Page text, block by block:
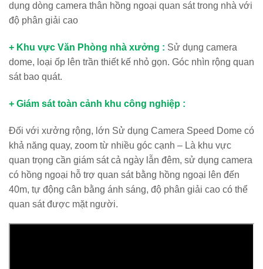
dụng dòng camera thân hồng ngoại quan sát trong nhà với
độ phân giải cao
+ Khu vực Văn Phòng nhà xưởng : Sử dụng camera
dome, loại ốp lên trần thiết kế nhỏ gọn. Góc nhìn rộng quan
sát bao quát.
+ Giám sát toàn cảnh khu công nghiệp :
Đối với xưởng rộng, lớn Sử dụng Camera Speed Dome có
khả năng quay, zoom từ nhiều góc cạnh – Là khu vực
quan trọng cần giám sát cả ngày lẫn đêm, sử dụng camera
có hồng ngoại hỗ trợ quan sát bằng hồng ngoại lên đến
40m, tự động cân bằng ánh sáng, độ phân giải cao có thể
quan sát được mặt người.